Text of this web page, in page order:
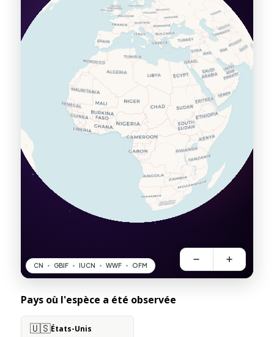
Pays où l'espèce a été observée
🇺🇸États-Unis